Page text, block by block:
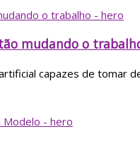
mudando o
capazes de tomar